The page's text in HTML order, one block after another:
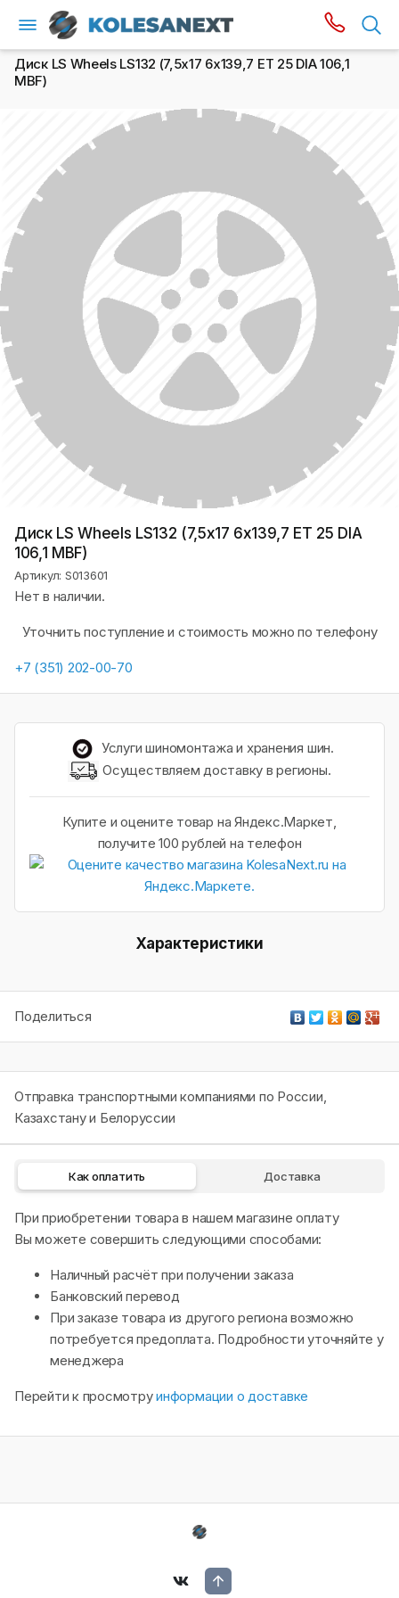
Диск LS Wheels LS132 (7,5х17 6x139,7 ET 25 DIA 106,1
MBF)
Диск LS Wheels LS132 (7,5х17 6x139,7 ET 25 DIA
106,1 MBF)
Артикул: S013601
Нет в наличии.
Уточнить поступление и стоимость можно по телефону
+7 (351) 202-00-70
Услуги шиномонтажа и хранения шин.
Осуществляем доставку в регионы.
Купите и оцените товар на Яндекс.Маркет,
получите 100 рублей на телефон
Характеристики
Поделиться
Отправка транспортными компаниями по России,
Казахстану и Белоруссии
Как оплатить Доставка
При приобретении товара в нашем магазине оплату
Вы можете совершить следующими способами:
Наличный расчёт при получении заказа
Банковский перевод
При заказе товара из другого региона возможно
потребуется предоплата. Подробности уточняйте у
менеджера
Перейти к просмотруинформации о доставке